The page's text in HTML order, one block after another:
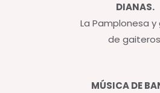
DIANAS.
La Pamplonesa y
de
MÚSICA DE